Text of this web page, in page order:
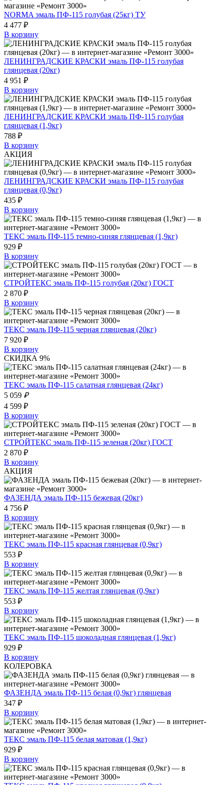
NORMA эмаль ПФ-115 голубая (25кг) ТУ
4 477 ₽
В корзину
ЛЕНИНГРАДСКИЕ КРАСКИ эмаль ПФ-115 голубая
глянцевая (20кг)
4 951 ₽
В корзину
ЛЕНИНГРАДСКИЕ КРАСКИ эмаль ПФ-115 голубая
глянцевая (1,9кг)
788 ₽
В корзину
АКЦИЯ
ЛЕНИНГРАДСКИЕ КРАСКИ эмаль ПФ-115 голубая
глянцевая (0,9кг)
435 ₽
В корзину
ТЕКС эмаль ПФ-115 темно-синяя глянцевая (1,9кг)
929 ₽
В корзину
СТРОЙТЕКС эмаль ПФ-115 голубая (20кг) ГОСТ
2 870 ₽
В корзину
ТЕКС эмаль ПФ-115 черная глянцевая (20кг)
7 920 ₽
В корзину
СКИДКА 9%
ТЕКС эмаль ПФ-115 салатная глянцевая (24кг)
5 059 ₽
4 599 ₽
В корзину
СТРОЙТЕКС эмаль ПФ-115 зеленая (20кг) ГОСТ
2 870 ₽
В корзину
АКЦИЯ
ФАЗЕНДА эмаль ПФ-115 бежевая (20кг)
4 756 ₽
В корзину
ТЕКС эмаль ПФ-115 красная глянцевая (0,9кг)
553 ₽
В корзину
ТЕКС эмаль ПФ-115 желтая глянцевая (0,9кг)
553 ₽
В корзину
ТЕКС эмаль ПФ-115 шоколадная глянцевая (1,9кг)
929 ₽
В корзину
КОЛЕРОВКА
ФАЗЕНДА эмаль ПФ-115 белая (0,9кг) глянцевая
347 ₽
В корзину
ТЕКС эмаль ПФ-115 белая матовая (1,9кг)
929 ₽
В корзину